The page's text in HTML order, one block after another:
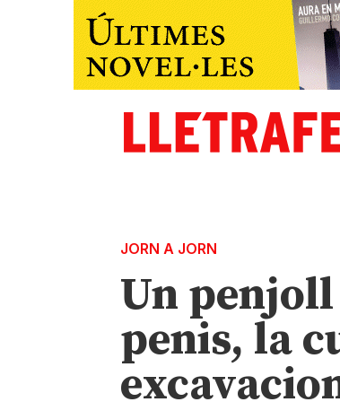
JORN A JORN
Un
penis, la